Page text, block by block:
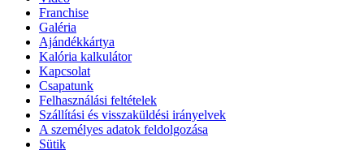
Franchise
Galéria
Ajándékkártya
Kalória kalkulátor
Kapcsolat
Csapatunk
Felhasználási feltételek
Szállítási és visszaküldési irányelvek
A személyes adatok feldolgozása
Sütik